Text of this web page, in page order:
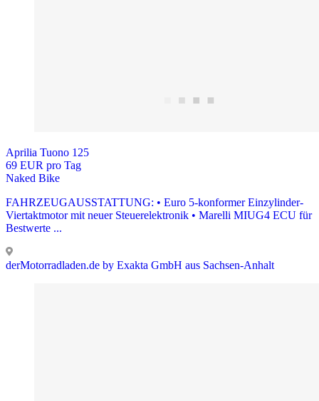
Aprilia Tuono 125
69 EUR pro Tag
Naked Bike
FAHRZEUGAUSSTATTUNG: • Euro 5-konformer Einzylinder-
Viertaktmotor mit neuer Steuerelektronik • Marelli MIUG4 ECU für
Bestwerte ...
derMotorradladen.de by Exakta GmbH aus Sachsen-Anhalt